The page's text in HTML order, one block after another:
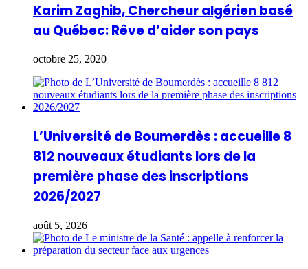
Karim Zaghib, Chercheur algérien basé
au Québec: Rêve d’aider son pays
octobre 25, 2020
L’Université de Boumerdès : accueille 8
812 nouveaux étudiants lors de la
première phase des inscriptions
2026/2027
août 5, 2026